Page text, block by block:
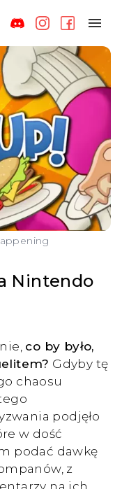
Nintendo
co by było,
Gdyby tę
chaosu
podjęło
w dość
podać dawkę
z
na ich